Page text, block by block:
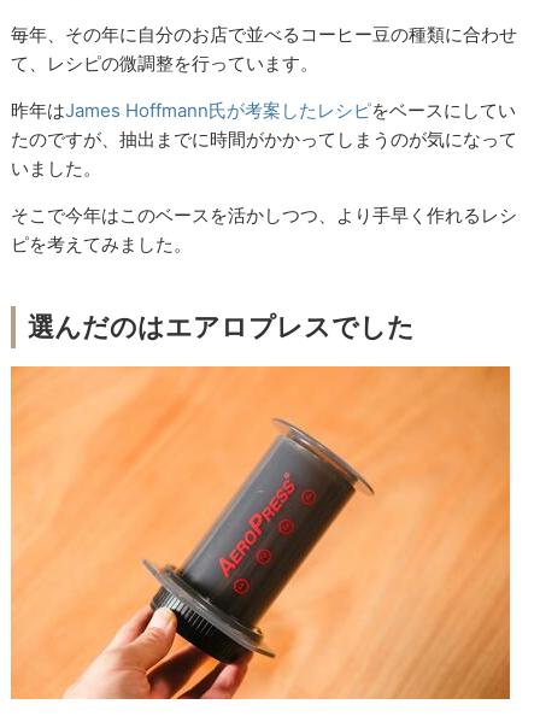
毎年、その年に自分のお店で並べるコーヒー豆の種類に合わせ
て、レシピの微調整を行っています。
昨年はJames Hoffmann氏が考案したレシピをベースにしてい
たのですが、抽出までに時間がかかってしまうのが気になって
いました。
そこで今年はこのベースを活かしつつ、より手早く作れるレシ
ピを考えてみました。
選んだのはエアロプレスでした